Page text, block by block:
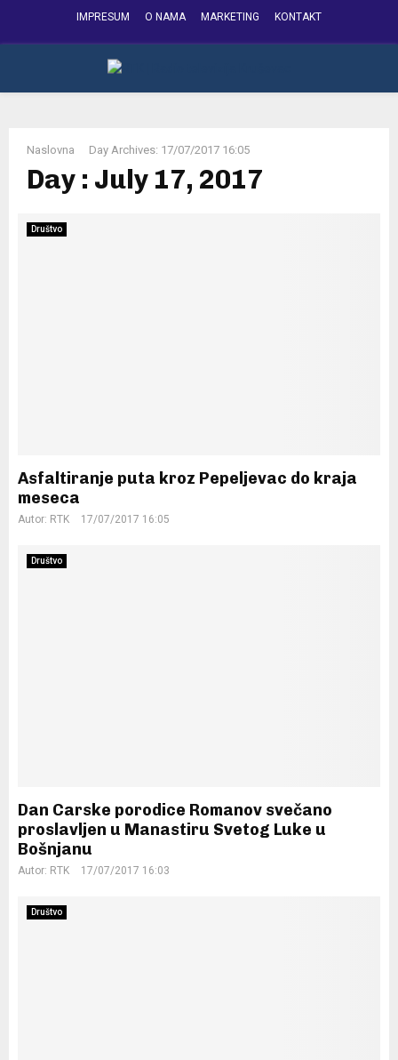
IMPRESUM O NAMA MARKETING KONTAKT
PRIMARY
MENU
Naslovna Day Archives: 17/07/2017 16:05
Day : July 17, 2017
Društvo
Asfaltiranje puta kroz Pepeljevac do kraja
meseca
Autor: RTK 17/07/2017 16:05
Društvo
Dan Carske porodice Romanov svečano
proslavljen u Manastiru Svetog Luke u
Bošnjanu
Autor: RTK 17/07/2017 16:03
Društvo